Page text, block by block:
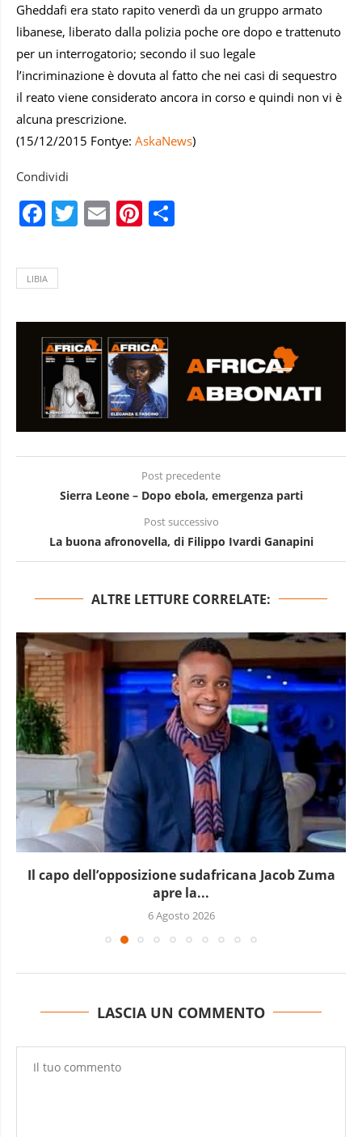
Gheddafi era stato rapito venerdì da un gruppo armato
libanese, liberato dalla polizia poche ore dopo e trattenuto
per un interrogatorio; secondo il suo legale
l’incriminazione è dovuta al fatto che nei casi di sequestro
il reato viene considerato ancora in corso e quindi non vi è
alcuna prescrizione.
(15/12/2015 Fontye: AskaNews)
Condividi
Facebook
Twitter
EmailPinterest
LIBIA
Post precedente
Sierra Leone – Dopo ebola, emergenza parti
Post successivo
La buona afronovella, di Filippo Ivardi Ganapini
ALTRE LETTURE CORRELATE:
Si aggrava la crisi in Repubblica Democratica del...
5 Agosto 2026